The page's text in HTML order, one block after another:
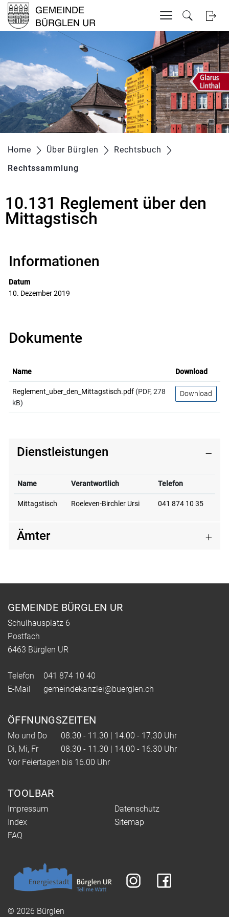
zur Startseite
Direkt zur Hauptnavigation
Direkt zum Inhalt
Direkt zur Suche
Direkt zum Stichwortverzeichnis
Kopfzeile
Inhalt
Home Über Bürglen
Rechtsbuch
Rechtssammlung
10.131 Reglement über den
Mittagstisch
Informationen
Datum
10. Dezember 2019
Dokumente
Name Download
Reglement_uber_den_Mittagstisch.pdf (PDF, 278
kB)
Download
Zugehörige Objekte
Dienstleistungen
Name Verantwortlich Telefon
Mittagstisch Roeleven-Birchler Ursi 041 874 10 35
Ämter
Fusszeile
GEMEINDE BÜRGLEN UR
Schulhausplatz 6
Postfach
6463 Bürglen UR
Telefon
041 874 10 40
E-Mail
gemeindekanzlei@buerglen.ch
ÖFFNUNGSZEITEN
Mo und Do
08.30 - 11.30 | 14.00 - 17.30 Uhr
Di, Mi, Fr
08.30 - 11.30 | 14.00 - 16.30 Uhr
Vor Feiertagen bis 16.00 Uhr
TOOLBAR
Impressum
Datenschutz
Index
Sitemap
FAQ
© 2026 Bürglen